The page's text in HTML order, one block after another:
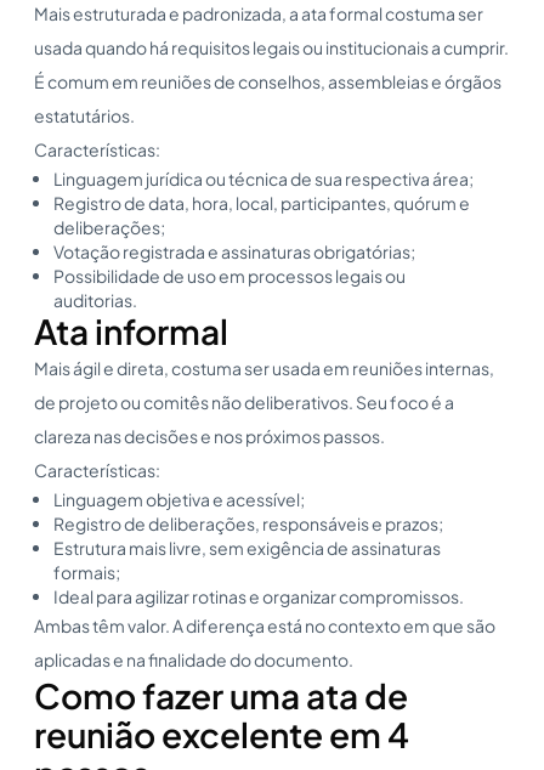
Mais estruturada e padronizada, a ata formal costuma ser
usada quando há requisitos legais ou institucionais a cumprir.
É comum em reuniões de conselhos, assembleias e órgãos
estatutários.
Características:
Linguagem jurídica ou técnica de sua respectiva área;
Registro de data, hora, local, participantes, quórum e
deliberações;
Votação registrada e assinaturas obrigatórias;
Possibilidade de uso em processos legais ou
auditorias.
Ata informal
Mais ágil e direta, costuma ser usada em reuniões internas,
de projeto ou comitês não deliberativos. Seu foco é a
clareza nas decisões e nos próximos passos.
Características:
Linguagem objetiva e acessível;
Registro de deliberações, responsáveis e prazos;
Estrutura mais livre, sem exigência de assinaturas
formais;
Ideal para agilizar rotinas e organizar compromissos.
Ambas têm valor. A diferença está no contexto em que são
aplicadas e na finalidade do documento.
Como fazer uma ata de
reunião excelente em 4